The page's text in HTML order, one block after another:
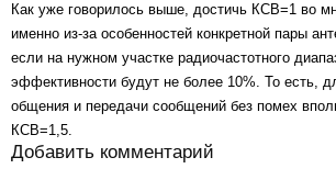
Как уже говорилось выше, достичь КСВ=1 во
именно из-за особенностей конкретной пары
если на нужном участке радиочастотного
эффективности будут не более 10%. То есть,
общения и передачи сообщений без помех
КСВ=1,5.
Добавить комментарий